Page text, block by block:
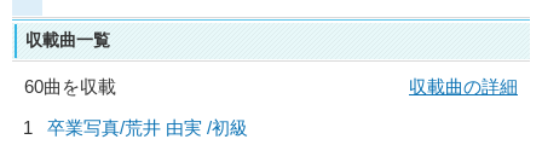
収載曲一覧
60曲を収載
収載曲の詳細
1
卒業写真/荒井 由実 /初級